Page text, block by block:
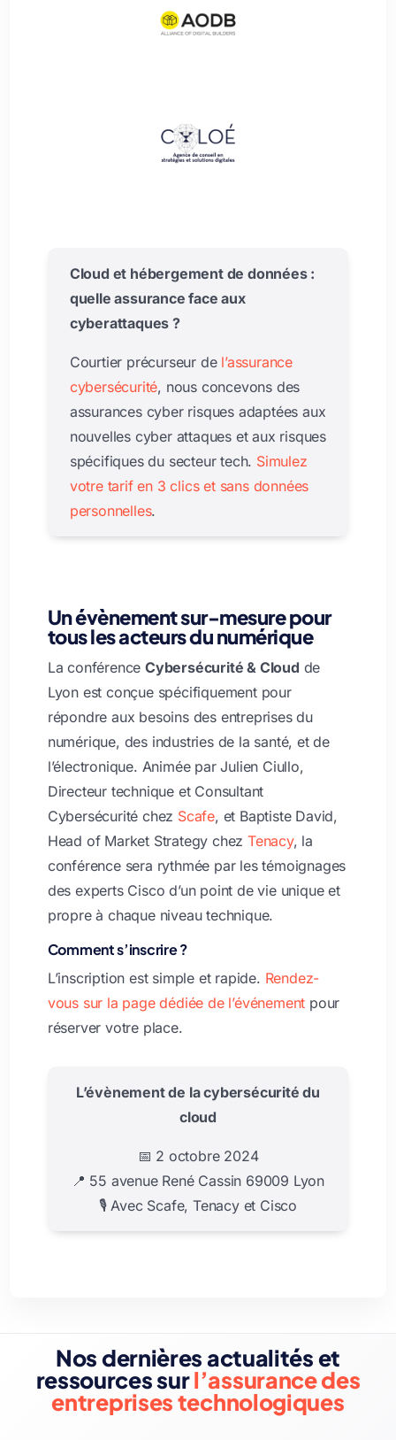
Cloud et hébergement de données :
quelle assurance face aux
cyberattaques ?
Courtier précurseur de l’assurance
cybersécurité, nous concevons des
assurances cyber risques adaptées aux
nouvelles cyber attaques et aux risques
spécifiques du secteur tech. Simulez
votre tarif en 3 clics et sans données
personnelles.
Un évènement sur-mesure pour
tous les acteurs du numérique
La conférence Cybersécurité & Cloud de
Lyon est conçue spécifiquement pour
répondre aux besoins des entreprises du
numérique, des industries de la santé, et de
l’électronique. Animée par Julien Ciullo,
Directeur technique et Consultant
Cybersécurité chez Scafe, et Baptiste David,
Head of Market Strategy chez Tenacy, la
conférence sera rythmée par les témoignages
des experts Cisco d’un point de vie unique et
propre à chaque niveau technique.
Comment s’inscrire ?
L’inscription est simple et rapide. Rendez-
vous sur la page dédiée de l’événement pour
réserver votre place.
L’évènement de la cybersécurité du
cloud
📅 2 octobre 2024
📍 55 avenue René Cassin 69009 Lyon
🎙️ Avec Scafe, Tenacy et Cisco
Nos dernières actualités et
ressources surl’assurance des
entreprises technologiques